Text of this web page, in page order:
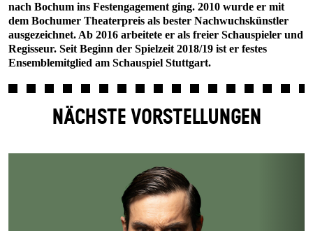
nach Bochum ins Festengagement ging. 2010 wurde er mit
dem Bochumer Theaterpreis als bester Nachwuchskünstler
ausgezeichnet. Ab 2016 arbeitete er als freier Schauspieler und
Regisseur. Seit Beginn der Spielzeit 2018/19 ist er festes
Ensemblemitglied am Schauspiel Stuttgart.
NÄCHSTE VORSTELLUNGEN